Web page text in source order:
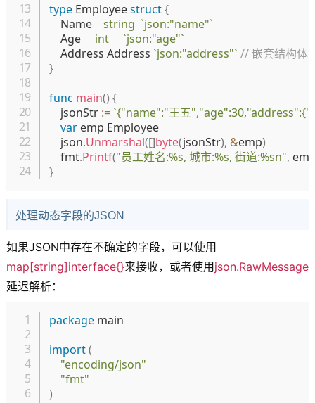
type Employee struct{
	Name
string `json:"name"`
	Age
int
`json:"age"`
	Address Address
`json:"address"` // 嵌套结构体
}
func main() {
	jsonStr
:=`{"name":"王五
var emp Employee
	json
.Unmarshal([]byte(jsonStr), &emp)
	fmt
.Printf("员工姓名:%s, 城市:%s, 街道:%sn",
}
处理动态字段的JSON
如果JSON中存在不确定的字段，可以使用
map[string]interface{}来接收，或者使用 json.RawMessage
延迟解析：
package main
import(
"encoding/json"
"fmt"
)